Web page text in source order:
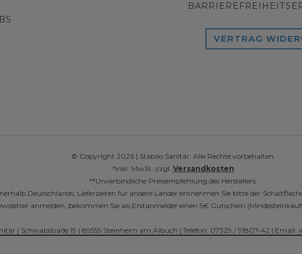
VERTRAG
© Copyright 2026 | Stabilo Sanitär. Alle Rechte vorbehalten.
*inkl. MwSt. zzgl. Versandkosten
**Unverbindliche Preisempfehlung des Herstellers.
Deutschlands, Lieferzeiten für andere Länder entnehmen Sie bitte der
anmelden, bekommen Sie als Erstanmelder einen 5€ Gutschein
| Schwabstraße 19 | 89555 Steinheim am Albuch | Telefon: 07329 / 91807-42 | Email: